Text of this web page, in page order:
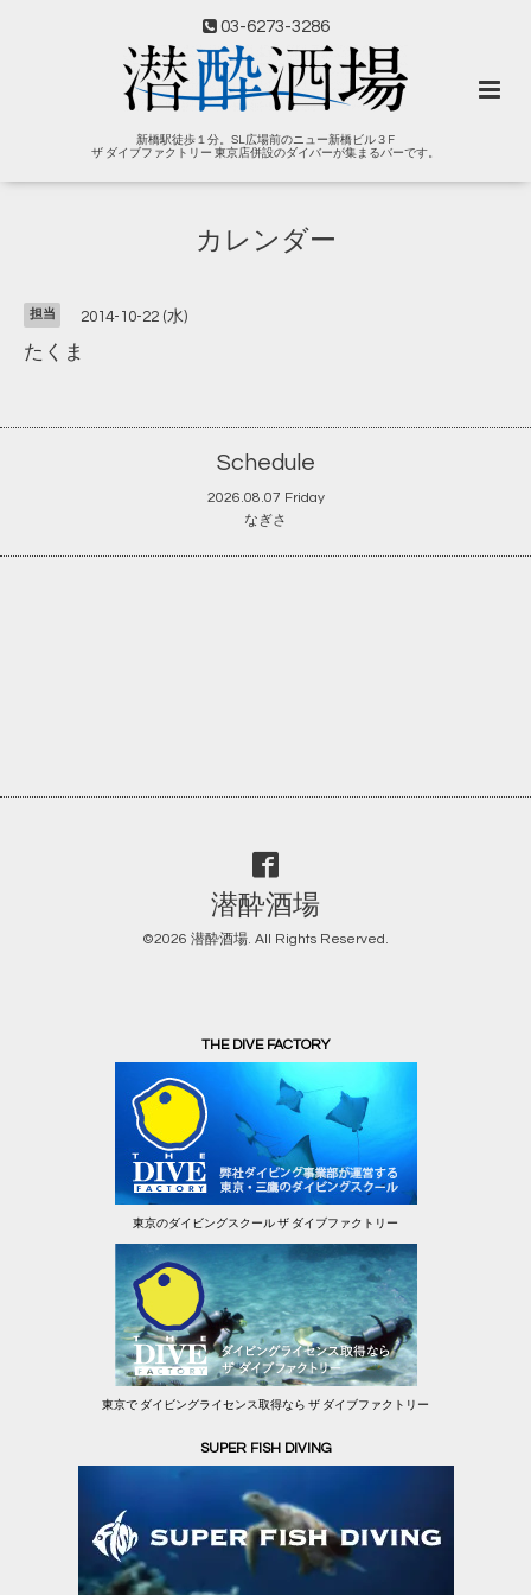
03-6273-3286
新橋駅徒歩１分。SL広場前のニュー新橋ビル３F
ザ ダイブファクトリー 東京店併設のダイバーが集まるバーです。
カレンダー
担当 2014-10-22 (水)
たくま
Schedule
2026.08.07 Friday
なぎさ
潜酔酒場
©2026 潜酔酒場. All Rights Reserved.
THE DIVE FACTORY
東京のダイビングスクール ザ ダイブファクトリー
東京で ダイビングライセンス取得なら ザ ダイブファクトリー
SUPER FISH DIVING